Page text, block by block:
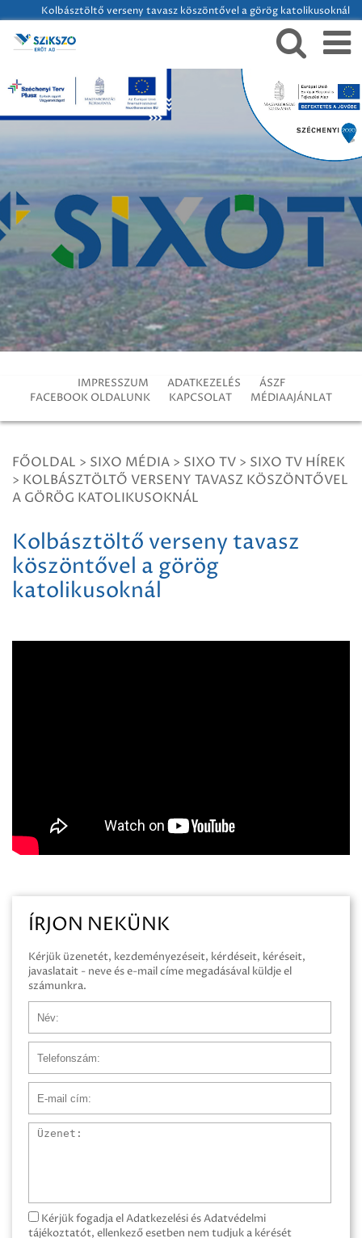
Kolbásztöltő verseny tavasz köszöntővel a görög katolikusoknál
IMPRESSZUM ADATKEZELÉS
ÁSZF
FACEBOOK OLDALUNK
KAPCSOLAT MÉDIAAJÁNLAT
FŐOLDAL > SIXO MÉDIA > SIXO TV > SIXO TV HÍREK
> KOLBÁSZTÖLTŐ VERSENY TAVASZ KÖSZÖNTŐVEL
A GÖRÖG KATOLIKUSOKNÁL
Kolbásztöltő verseny tavasz
köszöntővel a görög
katolikusoknál
ÍRJON NEKÜNK
Kérjük üzenetét, kezdeményezéseit, kérdéseit, kéréseit,
javaslatait - neve és e-mail címe megadásával küldje el
számunkra.
Üzenet
Kérjük fogadja el Adatkezelési és Adatvédelmi
tájékoztatót, ellenkező esetben nem tudjuk a kérését